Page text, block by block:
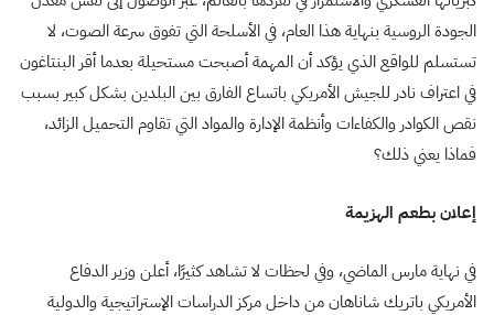
الجودة الروسية بنهاية هذا العام، في الأسلحة التي تفوق سرعة الصوت، لا
تستسلم للواقع الذي يؤكد أن المهمة أصبحت مستحيلة بعدما أقر البنتاغون
في اعتراف نادر للجيش الأمريكي باتساع الفارق بين البلدين بشكل كبير بسبب
نقص الكوادر والكفاءات وأنظمة الإدارة والمواد التي تقاوم التحميل الزائد،
فماذا يعني ذلك؟
إعلان بطعم الهزيمة
في نهاية مارس الماضي، وفي لحظات لا تشاهد كثيرًا، أعلن وزير الدفاع
الأمريكي باتريك شاناهان من داخل مركز الدراسات الإستراتيجية والدولية